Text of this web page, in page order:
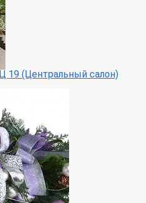
19 (Центральный салон)